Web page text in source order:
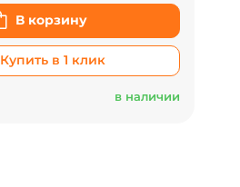
В корзину
Купить в 1 клик
в наличии